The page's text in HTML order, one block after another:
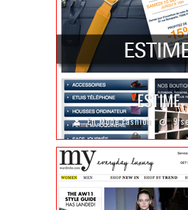
ESTIME
En Mode Fashion 9